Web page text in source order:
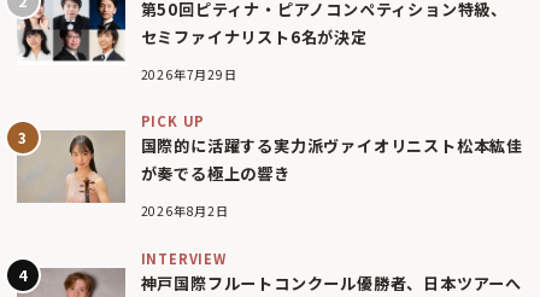
第50回ピティナ・ピアノコンペティション特級、
セミファイナリスト6名が決定
2026年7月29日
PICK UP
国際的に活躍する実力派ヴァイオリニスト松本紘佳
が奏でる極上の響き
2026年8月2日
INTERVIEW
神戸国際フルートコンクール優勝者、日本ツアーへ